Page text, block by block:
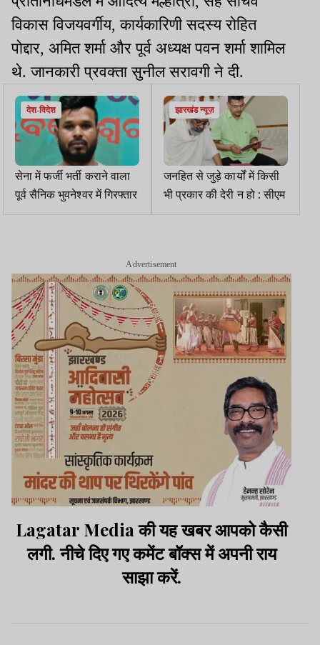
विकास विजयवर्गीय, कार्यकारिणी सदस्य रोहित
पोद्दार, अमित शर्मा और पूर्व अध्यक्ष पवन शर्मा शामिल
थे. जानकारी प्रवक्ता सुनील सरावगी ने दी.
देश-विदेश
सेना में फर्जी भर्ती कराने वाला
पूर्व सैनिक भुवनेश्वर में गिरफ्तार
झारखंड न्यूज़
जनहित से जुड़े कार्यों में किसी
भी प्रकार की देरी न हो : सीएम
Advertisement
Lagatar Media की यह खबर आपको कैसी
लगी. नीचे दिए गए कमेंट बॉक्स में अपनी राय
साझा करें.